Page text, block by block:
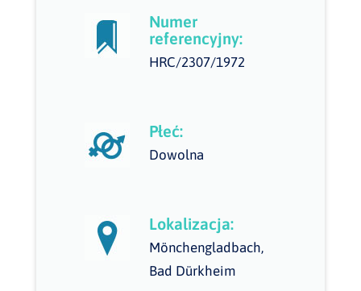
Numer
referencyjny:
HRC/2307/1972
Płeć:
Dowolna
Lokalizacja:
Mönchengladbach,
Bad Dürkheim